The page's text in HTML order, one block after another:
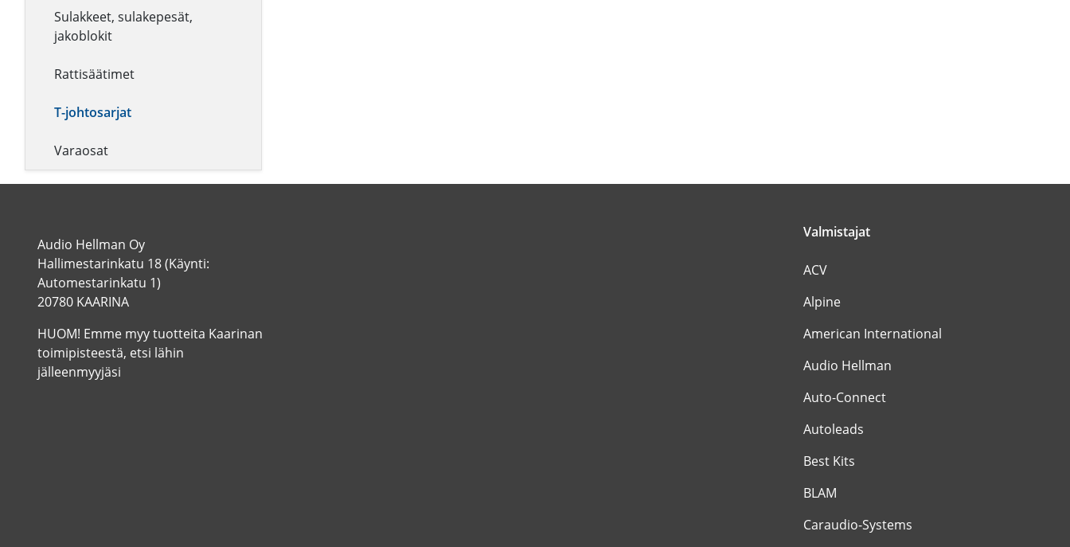
Sulakkeet, sulakepesät,
jakoblokit
Rattisäätimet
T-johtosarjat
Varaosat
Audio Hellman Oy
Hallimestarinkatu 18 (Käynti:
Automestarinkatu 1)
20780 KAARINA
HUOM! Emme myy tuotteita Kaarinan
toimipisteestä, etsi lähin
jälleenmyyjäsi
Valmistajat
ACV
Alpine
American International
Audio Hellman
Auto-Connect
Autoleads
Best Kits
BLAM
Caraudio-Systems